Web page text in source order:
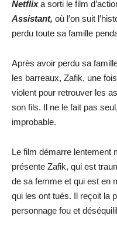
Netflixa sorti le film
Assistant, où l’on suit
perdu toute sa famille
Après avoir perdu sa
les barreaux, Zafik, une
violent pour retrouver les
son fils. Il ne le fait pas
improbable.
Le film démarre lentement
présente Zafik, qui est
de sa femme et qui est en
qui les ont tués. Il reçoit la
personnage fou et